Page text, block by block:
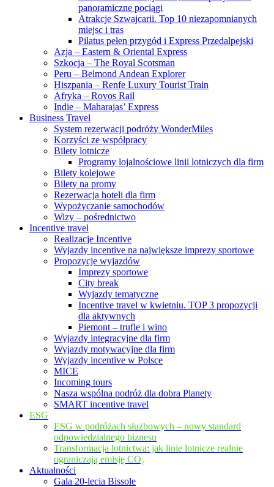
panoramiczne pociągi
Atrakcje Szwajcarii. Top 10 niezapomnianych
miejsc i tras
Pilatus pełen przygód i Express Przedalpejski
Azja – Eastern & Oriental Express
Szkocja – The Royal Scotsman
Peru – Belmond Andean Explorer
Hiszpania – Renfe Luxury Tourist Train
Afryka – Rovos Rail
Indie – Maharajas’ Express
Business Travel
System rezerwacji podróży WonderMiles
Korzyści ze współpracy
Bilety lotnicze
Programy lojalnościowe linii lotniczych dla firm
Bilety kolejowe
Bilety na promy
Rezerwacja hoteli dla firm
Wypożyczanie samochodów
Wizy – pośrednictwo
Incentive travel
Realizacje Incentive
Wyjazdy incentive na największe imprezy sportowe
Propozycje wyjazdów
Imprezy sportowe
City break
Wyjazdy tematyczne
Incentive travel w kwietniu. TOP 3 propozycji
dla aktywnych
Piemont – trufle i wino
Wyjazdy integracyjne dla firm
Wyjazdy motywacyjne dla firm
Wyjazdy incentive w Polsce
MICE
Incoming tours
Nasza wspólna podróż dla dobra Planety
SMART incentive travel
ESG
ESG w podróżach służbowych – nowy standard
odpowiedzialnego biznesu
Transformacja lotnictwa: jak linie lotnicze realnie
ograniczają emisję CO₂
Aktualności
Gala 20-lecia Bissole